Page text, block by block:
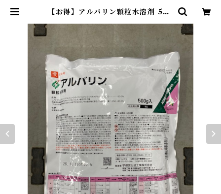
【お得】アルバリン顆粒水溶剤 500